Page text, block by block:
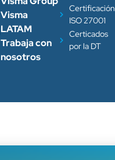
Visma
LATAM
Trabaja con
nosotros
Certificación
ISO 27001
Certicados
por la DT